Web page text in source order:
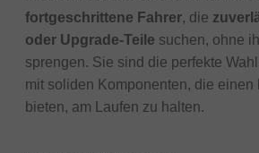
fortgeschrittene Fahrer, die
oder Upgrade-Teile suchen, ohne
sprengen. Sie sind die perfekte
mit soliden Komponenten, die einen
bieten, am Laufen zu halten.